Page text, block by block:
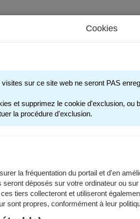
- Restauration scolaire
ANNÉE
scolaire est disponible dans les
concernés
à l'école publique concerne les
Cookies
sur ce site web ne seront PAS
et supprimez le cookie d'exclusion, ou
la procédure d'exclusion.
la fréquentation du portail et d'en
déposés sur votre ordinateur ou
tiers collecteront et utiliseront
sont propres, conformément à leur